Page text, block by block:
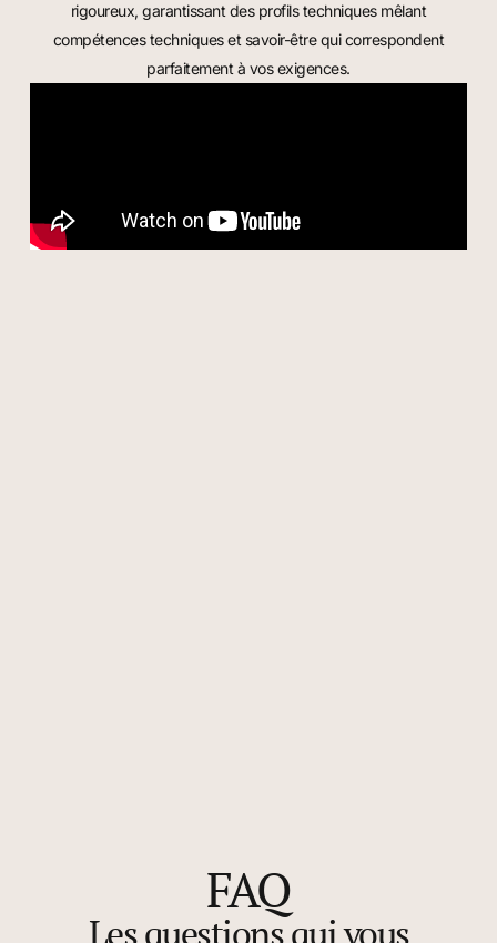
rigoureux, garantissant des profils techniques mêlant
compétences techniques et savoir-être qui correspondent
parfaitement à vos exigences.
FAQ
Les questions qui vous